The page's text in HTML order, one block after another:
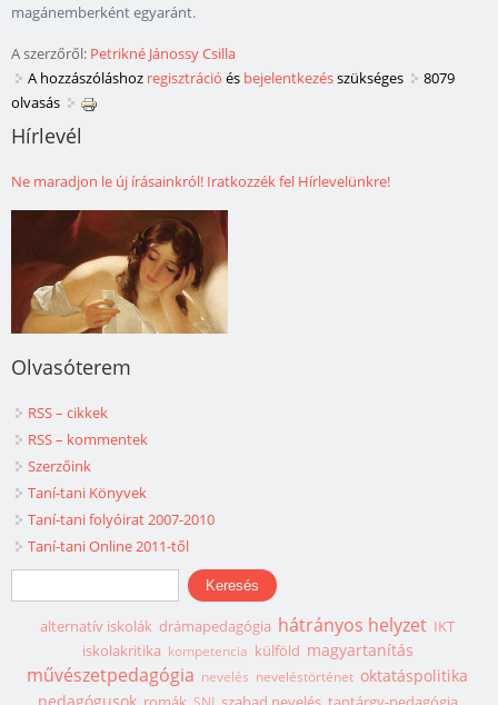
magánemberként egyaránt.
A szerzőről: Petrikné Jánossy Csilla
A hozzászóláshoz regisztráció és bejelentkezésszükséges
8079
olvasás
Hírlevél
Ne maradjon le új írásainkról! Iratkozzék fel Hírlevelünkre!
Olvasóterem
RSS – cikkek
RSS – kommentek
Szerzőink
Taní-tani Könyvek
Taní-tani folyóirat 2007-2010
Taní-tani Online 2011-től
Keresés űrlap
Keresés
alternatív iskolák drámapedagógia hátrányos helyzet IKT
iskolakritika kompetencia külföld magyartanítás
művészetpedagógia nevelés neveléstörténet oktatáspolitika
SNI